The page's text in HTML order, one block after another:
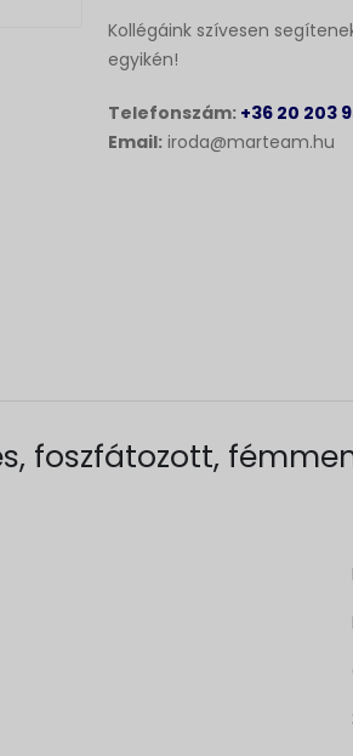
Kollégáink szívesen
egyikén!
Telefonszám: +36 20 203
Email: iroda@marteam.hu
foszfátozott,